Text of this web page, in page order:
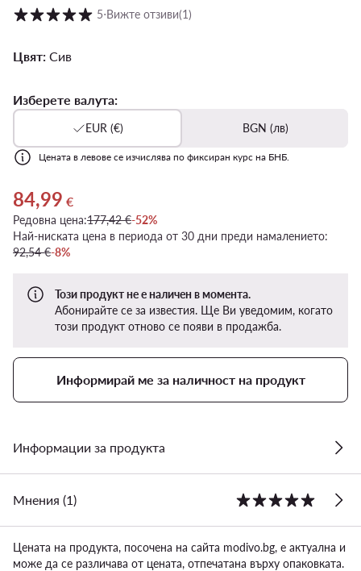
Оценка на клиентите в скала от 1 до 5
5⋅Вижте отзиви(1)
Цвят: Сив
Изберете валута:
EUR (€) BGN (лв)
Цената в левове се изчислява по фиксиран курс на БНБ.
Актуална цена 84,99 €
84,99 €
Редовна цена:177,42 €-52%
Най-ниската цена в периода от 30 дни преди намалението:
92,54 €-8%
Този продукт не е наличен в момента.
Абонирайте се за известия. Ще Ви уведомим, когато
този продукт отново се появи в продажба.
Информирай ме за наличност на продукт
Информации за продукта
Мнения (1)
Цената на продукта, посочена на сайта modivo.bg, е актуална и
може да се различава от цената, отпечатана върху опаковката.